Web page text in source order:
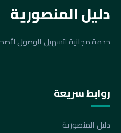
دليل المنصورية
خدمة مجانية لتسهيل الوصول
روابط سريعة
دليل المنصورية